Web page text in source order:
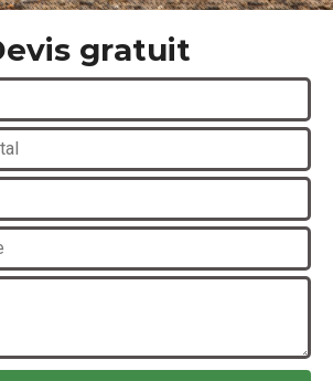
gratuit